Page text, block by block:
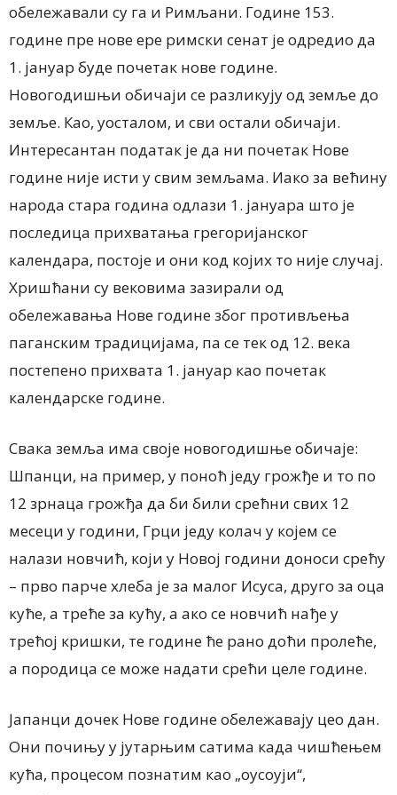
обележавали су га и Римљани. Године 153.
године пре нове ере римски сенат је одредио да
1. јануар буде почетак нове године.
Новогодишњи обичаји се разликују од земље до
земље. Као, уосталом, и сви остали обичаји.
Интересантан податак је да ни почетак Нове
године није исти у свим земљама. Иако за већину
народа стара година одлази 1. јануара што је
последица прихватања грегоријанског
календара, постоје и они код којих то није случај.
Хришћани су вековима зазирали од
обележавања Нове године због противљења
паганским традицијама, па се тек од 12. века
постепено прихвата 1. јануар као почетак
календарске године.
Свака земља има своје новогодишње обичаје:
Шпанци, на пример, у поноћ једу грожђе и то по
12 зрнаца грожђа да би били срећни свих 12
месеци у години, Грци једу колач у којем се
налази новчић, који у Новој години доноси срећу
– прво парче хлеба је за малог Исуса, друго за оца
куће, а треће за кућу, а ако се новчић нађе у
трећој кришки, те године ће рано доћи пролеће,
а породица се може надати срећи целе године.
Јапанци дочек Нове године обележавају цео дан.
Они почињу у јутарњим сатима када чишћењем
кућа, процесом познатим као „оусоуји“,